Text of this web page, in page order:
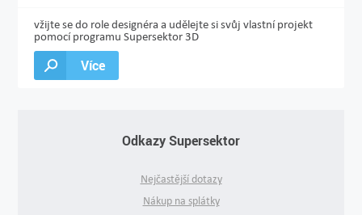
vžijte se do role designéra a udělejte si svůj vlastní projekt
pomocí programu Supersektor 3D
Více
Odkazy Supersektor
Nejčastější dotazy
Nákup na splátky